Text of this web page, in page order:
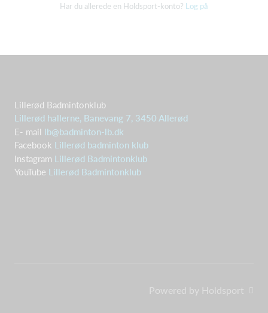
Har du allerede en Holdsport-konto? Log på
Lillerød Badmintonklub
Lillerød hallerne, Banevang 7, 3450 Allerød
E- mail lb@badminton-lb.dk
Facebook Lillerød badminton klub
Instagram Lillerød Badmintonklub
YouTube Lillerød Badmintonklub
Powered by Holdsport